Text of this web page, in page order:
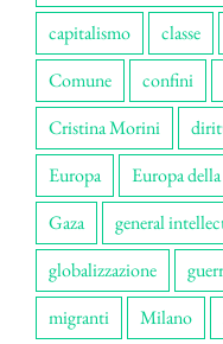
capitalismo
classe
Comune
confini
Cristina Morini
Europa
Europa
Gaza
general
globalizzazione
migranti
Milano